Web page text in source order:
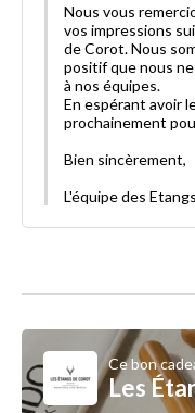
Nous vous
vos impressions
de Corot. Nous
positif que nous
à nos équipes.
En espérant avoir
prochainement
Bien sincèrement,
L'équipe des
Ce bon
Les